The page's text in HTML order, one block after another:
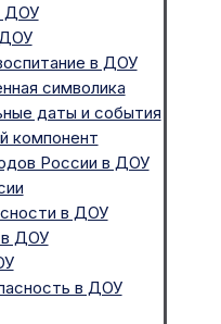
ДОУ
ДОУ
в ДОУ
символика
даты и события
компонент
России в ДОУ
в ДОУ
ДОУ
в ДОУ